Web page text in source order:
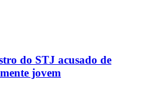
do STJ acusado de
jovem